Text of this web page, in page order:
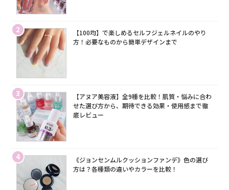
2
【100均】で楽しめるセルフジェルネイルのやり
方！必要なものから簡単デザインまで
3
【アヌア美容液】全9種を比較！肌質・悩みに合わ
せた選び方から、期待できる効果・使用感まで徹
底レビュー
4
《ジョンセンムルクッションファンデ》色の選び
方は？各種類の違いやカラーを比較！